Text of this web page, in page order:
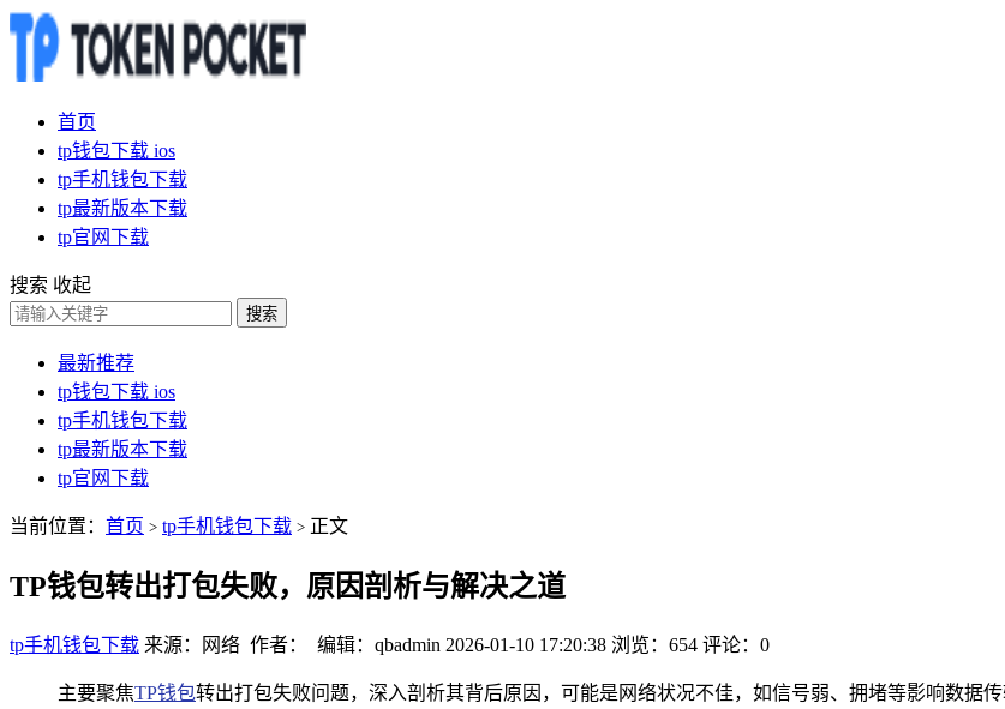
首页
tp钱包下载 ios
tp手机钱包下载
tp最新版本下载
tp官网下载
搜索 收起
搜索
最新推荐
tp钱包下载 ios
tp手机钱包下载
tp最新版本下载
tp官网下载
当前位置： 首页 > tp手机钱包下载 > 正文
TP钱包转出打包失败，原因剖析与解决之道
tp手机钱包下载 来源：网络 作者： 编辑：qbadmin 2026-01-10 17:20:38 浏览：654 评论：0
主要聚焦TP钱包转出打包失败问题，深入剖析其背后原因，可能是网络状况不佳，如信号弱、拥堵等影响数据